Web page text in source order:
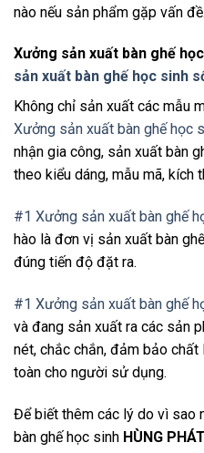
nào nếu sản phẩm gặp vấn đề.
Xưởng sản xuất bàn ghế
sản xuất bàn ghế học sinh
Không chỉ sản xuất các mẫu
Xưởng sản xuất bàn ghế học
nhận gia công, sản xuất bàn
theo kiểu dáng, mẫu mã, kích
#1 Xưởng sản xuất bàn ghế
hào là đơn vị sản xuất bàn
đúng tiến độ đặt ra.
#1 Xưởng sản xuất bàn ghế
và đang sản xuất ra các sản
nét, chắc chắn, đảm bảo
toàn cho người sử dụng.
Để biết thêm các lý do vì sao
bàn ghế học sinh HÙNG PHÁT